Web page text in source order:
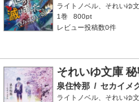
ライトノベル、それいゆ
1巻
800pt
レビュー投稿数0件
それいゆ文庫
泉住怜那 / セカイメ
ライトノベル、それいゆ